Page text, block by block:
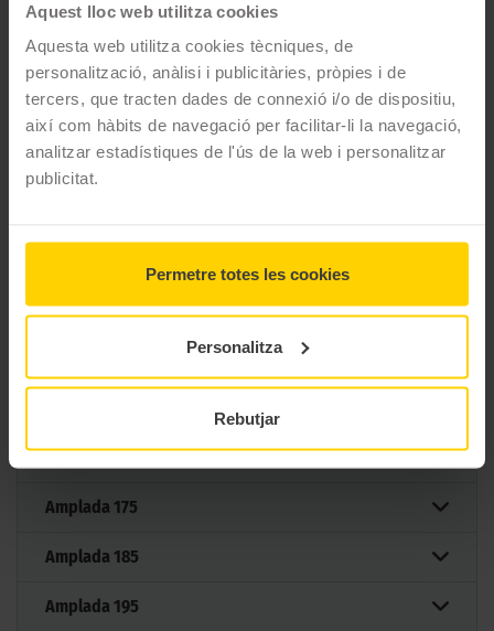
Aquest lloc web utilitza cookies
Aquesta web utilitza cookies tècniques, de
personalització, anàlisi i publicitàries, pròpies i de
tercers, que tracten dades de connexió i/o de dispositiu,
així com hàbits de navegació per facilitar-li la navegació,
analitzar estadístiques de l'ús de la web i personalitzar
publicitat.
Permetre totes les cookies
Personalitza
Rebutjar
Marca
Maxxis
Model
VANSMART AS AL2
Estació
4 estacions
Tipus conducció
Filtrar per mesura
Amplada165
Amplada 175
Amplada 185
Amplada 195